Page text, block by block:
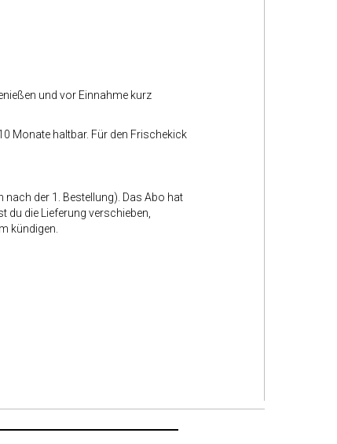
und vor Einnahme kurz
Monate haltbar. Für den Frischekick
nach der 1. Bestellung). Das Abo hat
die Lieferung verschieben,
kündigen.